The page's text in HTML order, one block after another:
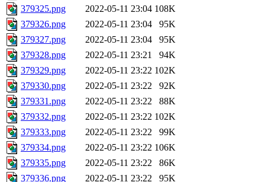
379325.png
2022-05-11 23:04 108K
379326.png
2022-05-11 23:04
95K
379327.png
2022-05-11 23:04
95K
379328.png
2022-05-11 23:21
94K
379329.png
2022-05-11 23:22 102K
379330.png
2022-05-11 23:22
92K
379331.png
2022-05-11 23:22
88K
379332.png
2022-05-11 23:22 102K
379333.png
2022-05-11 23:22
99K
379334.png
2022-05-11 23:22 106K
379335.png
2022-05-11 23:22
86K
379336.png
2022-05-11 23:22
95K